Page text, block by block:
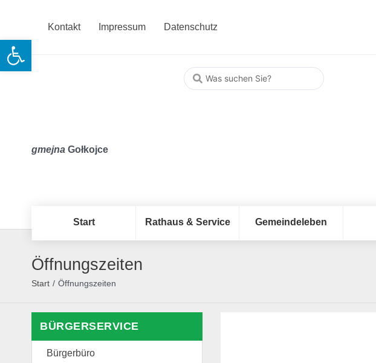
Kontakt Impressum Datenschutz
gmejna Gołkojce
Start Rathaus & Service Gemeindeleben
Öffnungszeiten
Start / Öffnungszeiten
BÜRGERSERVICE
Bürgerbüro
Open toolbar